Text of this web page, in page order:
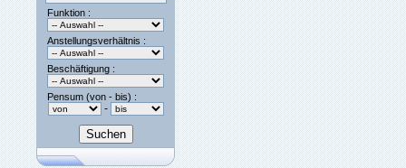
Funktion :
Anstellungsverhältnis :
Beschäftigung :
Pensum (von - bis) :
-